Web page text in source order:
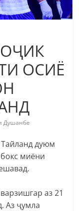
ОСИЁ
Душанбе
дуюм
миёни
аз 21
Аз ҷумла